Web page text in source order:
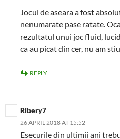
Jocul de aseara a fost
nenumarate pase ratate.
rezultatul unui joc fluid,
ca au picat din cer, nu am
REPLY
Ribery7
26 APRIL 2018 AT 15:52
Esecurile din ultimii ani